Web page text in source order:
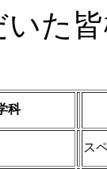
た
科
ス